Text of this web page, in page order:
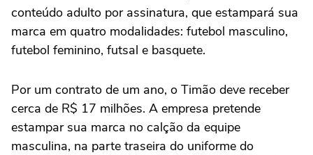
conteúdo adulto por assinatura, que estampará sua
marca em quatro modalidades: futebol masculino,
futebol feminino, futsal e basquete.
Por um contrato de um ano, o Timão deve receber
cerca de R$ 17 milhões. A empresa pretende
estampar sua marca no calção da equipe
masculina, na parte traseira do uniforme do